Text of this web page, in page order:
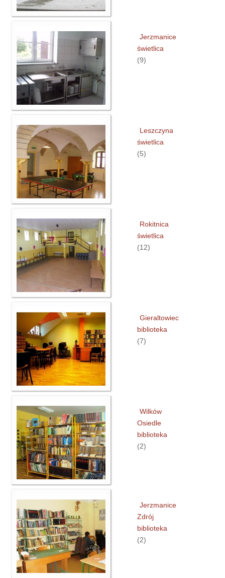
Jerzmanice
świetlica
(9)
Leszczyna
świetlica
(5)
Rokitnica
świetlica
(12)
Gieraltowiec
biblioteka
(7)
Wilków
Osiedle
biblioteka
(2)
Jerzmanice
Zdrój
biblioteka
(2)